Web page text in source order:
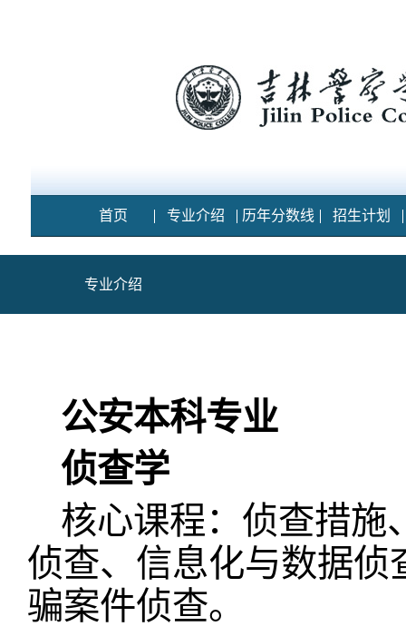
首页 专业介绍 历年分数线 招生计划
专业介绍
公安本科专业
侦查学
核心课程：侦查措施
侦查、信息化与数据
骗案件侦查。